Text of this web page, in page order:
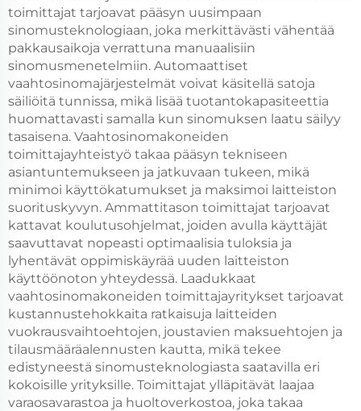
toimittajat tarjoavat pääsyn uusimpaan
sinomusteknologiaan, joka merkittävästi vähentää
pakkausaikoja verrattuna manuaalisiin
sinomusmenetelmiin. Automaattiset
vaahtosinomajärjestelmät voivat käsitellä satoja
säiliöitä tunnissa, mikä lisää tuotantokapasiteettia
huomattavasti samalla kun sinomuksen laatu säilyy
tasaisena. Vaahtosinomakoneiden
toimittajayhteistyö takaa pääsyn tekniseen
asiantuntemukseen ja jatkuvaan tukeen, mikä
minimoi käyttökatumukset ja maksimoi laitteiston
suorituskyvyn. Ammattitason toimittajat tarjoavat
kattavat koulutusohjelmat, joiden avulla käyttäjät
saavuttavat nopeasti optimaalisia tuloksia ja
lyhentävät oppimiskäyrää uuden laitteiston
käyttöönoton yhteydessä. Laadukkaat
vaahtosinomakoneiden toimittajayritykset tarjoavat
kustannustehokkaita ratkaisuja laitteiden
vuokrausvaihtoehtojen, joustavien maksuehtojen ja
tilausmääräalennusten kautta, mikä tekee
edistyneestä sinomusteknologiasta saatavilla eri
kokoisille yrityksille. Toimittajat ylläpitävät laajaa
varaosavarastoa ja huoltoverkostoa, joka takaa